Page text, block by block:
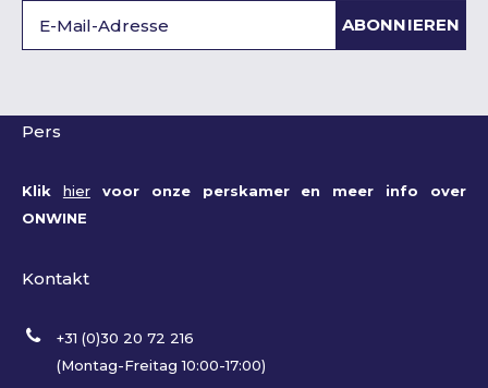
ABONNIEREN
Pers
Klik hiervoor onze perskamer en meer info over
ONWINE
Kontakt
+31 (0)30 20 72 216
(Montag-Freitag 10:00-17:00)